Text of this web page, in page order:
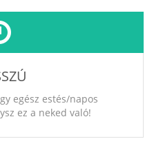
egész estés/napos
ez a neked való!